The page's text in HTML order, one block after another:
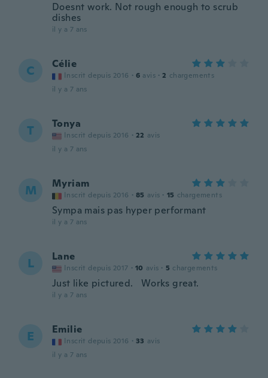
Doesnt work. Not rough enough to scrub
dishes
il y a 7 ans
C Célie
Inscrit depuis 2016 · 6 avis · 2 chargements
il y a 7 ans
T Tonya
Inscrit depuis 2016 · 22 avis
il y a 7 ans
M Myriam
Inscrit depuis 2016 · 85 avis · 15 chargements
Sympa mais pas hyper performant
il y a 7 ans
L Lane
Inscrit depuis 2017 · 10 avis · 5 chargements
Just like pictured. Works great.
il y a 7 ans
E Emilie
Inscrit depuis 2016 · 33 avis
il y a 7 ans